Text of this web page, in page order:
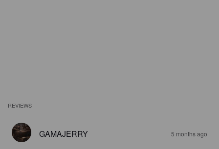
REVIEWS
GAMAJERRY 5 months ago